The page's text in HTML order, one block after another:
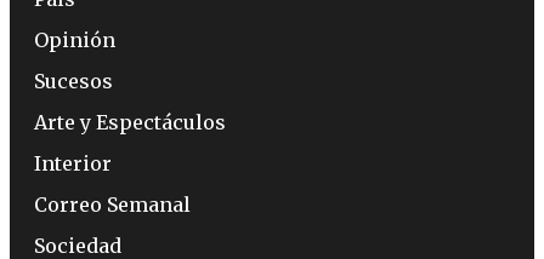
Opinión
Sucesos
Arte y Espectáculos
Interior
Correo Semanal
Sociedad